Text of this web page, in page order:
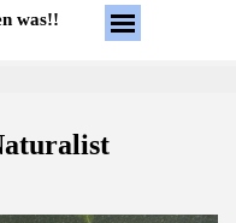
was!! Menü